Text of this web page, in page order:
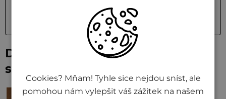
Po upečení nechte maso krátce odpočinout.
Další recepty
s Hoisin omáčkou
Cookies? Mňam! Tyhle sice nejdou sníst, ale
pomohou nám vylepšit váš zážitek na našem